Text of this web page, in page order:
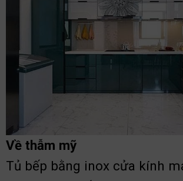
Về thẫm mỹ
Tủ bếp bằng inox cửa kính